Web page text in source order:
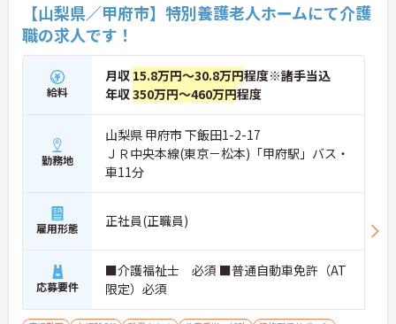
★おすすめPOINT★
【夜勤なし・曜日固定の休日で、身体への負担を抑
えた働き方が実現できます】
・8:00～19:00の間での実働8時間勤務で夜勤が存在
しないため、生活リズムを整えながら健康的に働き
続けることができます
・完全週休2日制（曜日固定）を採用していること
により、先々の予定が立てやすくプライベートの時
間をしっかりと確保できる環境です
【専門資格を活かした収入アップと明確なキャリア
形成が期待できます】
・資格手当が支給されるほか、年2回の評価面談で
個人の頑張りが給与に還元される仕組みが整ってい
も目指せます
【IT化と手厚いフォロー体制により、業務のストレ
【山梨県／甲府市】特別養護老人ホームにて介護
職の求人です！
給料
月収 15.8万円～30.8万円程度※諸手当込
年収350万円～460万円程度
勤務地
山梨県 甲府市 下飯田1-2-17
ＪＲ中央本線(東京－松本)「甲府駅」バス・
車11分
雇用形態 正社員(正職員)
応募要件
■介護福祉士 必須 ■普通自動車免許（AT
限定）必須